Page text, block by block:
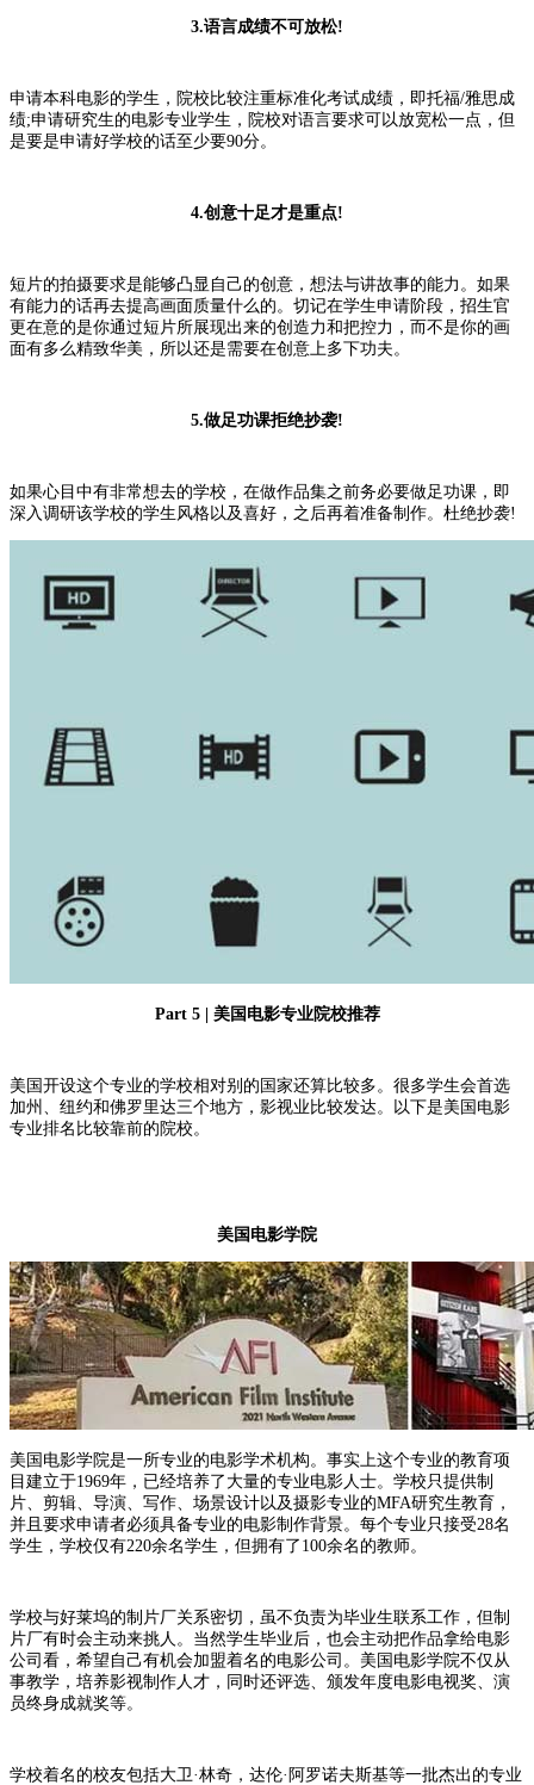
3.语言成绩不可放松!
申请本科电影的学生，院校比较注重标准化考试成绩，即托福/雅思成
绩;申请研究生的电影专业学生，院校对语言要求可以放宽松一点，但
是要是申请好学校的话至少要90分。
4.创意十足才是重点!
短片的拍摄要求是能够凸显自己的创意，想法与讲故事的能力。如果
有能力的话再去提高画面质量什么的。切记在学生申请阶段，招生官
更在意的是你通过短片所展现出来的创造力和把控力，而不是你的画
面有多么精致华美，所以还是需要在创意上多下功夫。
5.做足功课拒绝抄袭!
如果心目中有非常想去的学校，在做作品集之前务必要做足功课，即
深入调研该学校的学生风格以及喜好，之后再着准备制作。杜绝抄袭!
Part 5 | 美国电影专业院校推荐
美国开设这个专业的学校相对别的国家还算比较多。很多学生会首选
加州、纽约和佛罗里达三个地方，影视业比较发达。以下是美国电影
专业排名比较靠前的院校。
美国电影学院
美国电影学院是一所专业的电影学术机构。事实上这个专业的教育项
目建立于1969年，已经培养了大量的专业电影人士。学校只提供制
片、剪辑、导演、写作、场景设计以及摄影专业的MFA研究生教育，
并且要求申请者必须具备专业的电影制作背景。每个专业只接受28名
学生，学校仅有220余名学生，但拥有了100余名的教师。
学校与好莱坞的制片厂关系密切，虽不负责为毕业生联系工作，但制
片厂有时会主动来挑人。当然学生毕业后，也会主动把作品拿给电影
公司看，希望自己有机会加盟着名的电影公司。美国电影学院不仅从
事教学，培养影视制作人才，同时还评选、颁发年度电影电视奖、演
员终身成就奖等。
学校着名的校友包括大卫·林奇，达伦·阿罗诺夫斯基等一批杰出的专业